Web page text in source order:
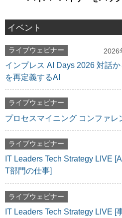
イベント
ライブウェビナー 2026
インプレス AI Days 2026 対話
を再定義するAI
ライブウェビナー
プロセスマイニング コンファレ
ライブウェビナー
IT Leaders Tech Strategy LIVE
T部門の仕事]
ライブウェビナー
IT Leaders Tech Strategy LIVE [